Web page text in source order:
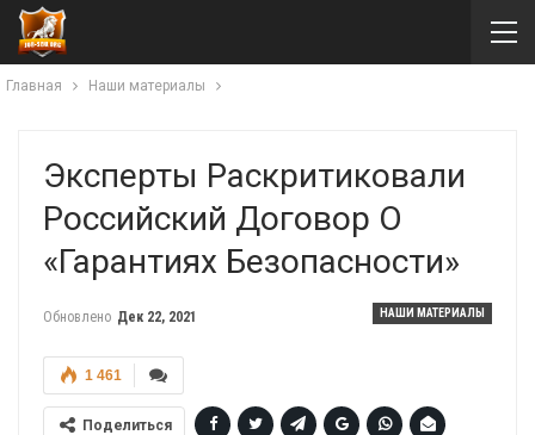
Главная Наши материалы
Эксперты Раскритиковали
Российский Договор О
«гарантиях Безопасности»
НАШИ МАТЕРИАЛЫ
Обновлено Дек 22, 2021
1 461
Поделиться